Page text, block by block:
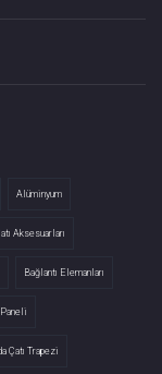
Alüminyum
Aksesuarları
Bağlantı Elemanları
Paneli
Çatı Trapezi